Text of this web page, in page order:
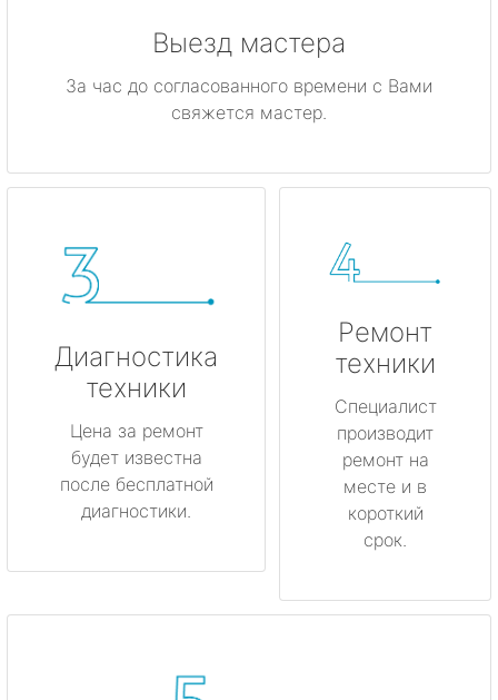
Выезд мастера
За час до согласованного времени с Вами
свяжется мастер.
Диагностика
техники
Цена за ремонт
будет известна
после бесплатной
диагностики.
Ремонт
техники
Специалист
производит
ремонт на
месте и в
короткий
срок.